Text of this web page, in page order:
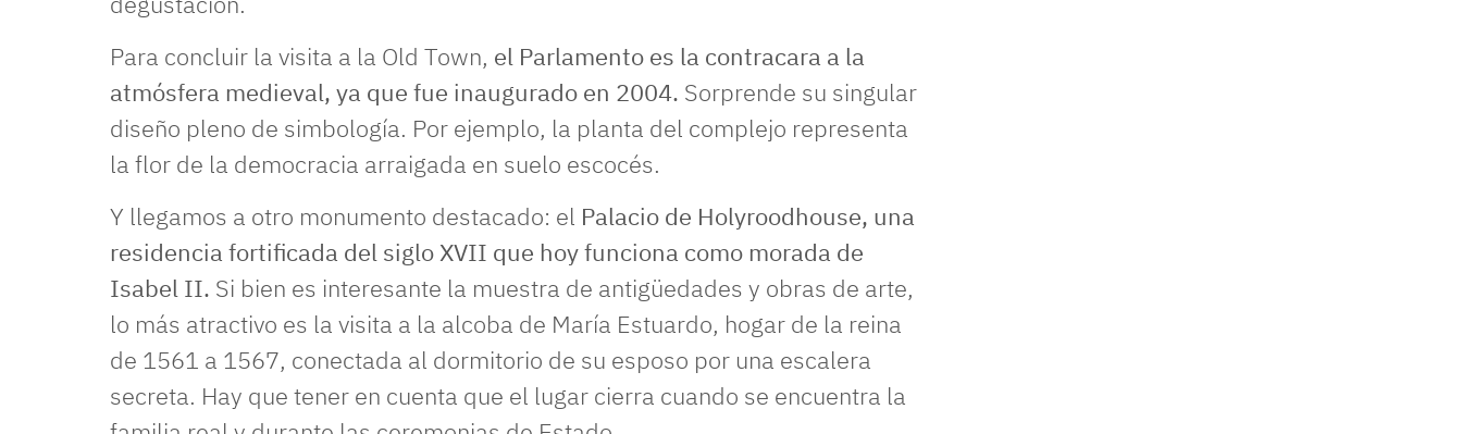
Para concluir la visita a la Old Town, el Parlamento es la contracara a la
atmósfera medieval, ya que fue inaugurado en 2004. Sorprende su singular
diseño pleno de simbología. Por ejemplo, la planta del complejo representa
la flor de la democracia arraigada en suelo escocés.
Y llegamos a otro monumento destacado: el Palacio de Holyroodhouse, una
residencia fortificada del siglo XVII que hoy funciona como morada de
Isabel II. Si bien es interesante la muestra de antigüedades y obras de arte,
lo más atractivo es la visita a la alcoba de María Estuardo, hogar de la reina
de 1561 a 1567, conectada al dormitorio de su esposo por una escalera
secreta. Hay que tener en cuenta que el lugar cierra cuando se encuentra la